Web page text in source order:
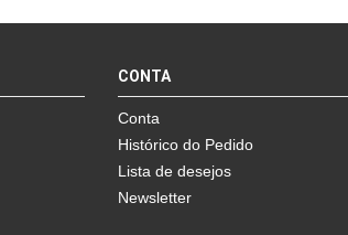
CONTA
Conta
Histórico do Pedido
Lista de desejos
Newsletter